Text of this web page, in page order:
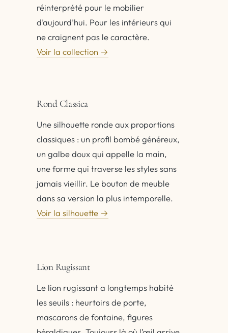
réinterprété pour le mobilier
d’aujourd’hui. Pour les intérieurs qui
ne craignent pas le caractère.
Voir la collection →
Rond Classica
Une silhouette ronde aux proportions
classiques : un profil bombé généreux,
un galbe doux qui appelle la main,
une forme qui traverse les styles sans
jamais vieillir. Le bouton de meuble
dans sa version la plus intemporelle.
Voir la silhouette →
Lion Rugissant
Le lion rugissant a longtemps habité
les seuils : heurtoirs de porte,
mascarons de fontaine, figures